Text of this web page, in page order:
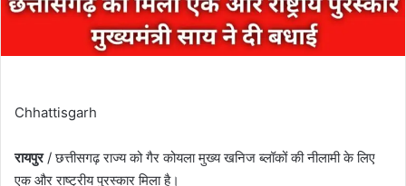
Chhattisgarh
रायपुर/ छत्तीसगढ़ राज्य को गैर कोयला मुख्य खनिज ब्लॉकों की नीलामी के लिए
एक और राष्ट्रीय पुरस्कार मिला है।